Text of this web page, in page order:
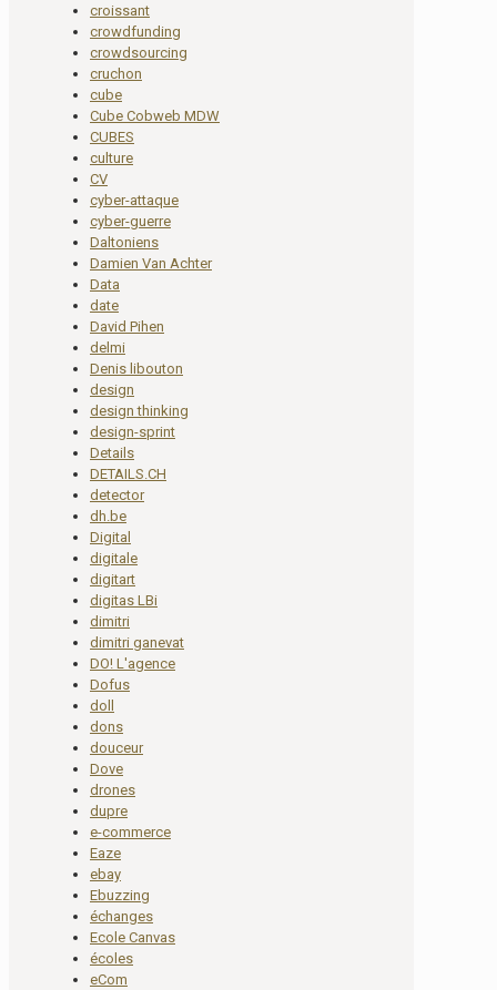
croissant
crowdfunding
crowdsourcing
cruchon
cube
Cube Cobweb MDW
CUBES
culture
CV
cyber-attaque
cyber-guerre
Daltoniens
Damien Van Achter
Data
date
David Pihen
delmi
Denis libouton
design
design thinking
design-sprint
Details
DETAILS.CH
detector
dh.be
Digital
digitale
digitart
digitas LBi
dimitri
dimitri ganevat
DO! L'agence
Dofus
doll
dons
douceur
Dove
drones
dupre
e-commerce
Eaze
ebay
Ebuzzing
échanges
Ecole Canvas
écoles
eCom